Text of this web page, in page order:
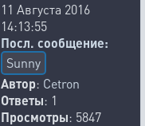
11 Августа 2016
14:13:55
Посл. сообщение:
Sunny
Автор: Cetron
Ответы: 1
Просмотры: 5847